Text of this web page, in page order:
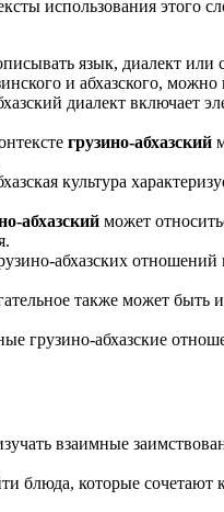
использования этого
язык, диалект или
и абхазского, можно
диалект включает
грузино-абхазский
культура
абхазский может
абхазских
также может быть
грузино-абхазские
взаимные
блюда, которые сочетают